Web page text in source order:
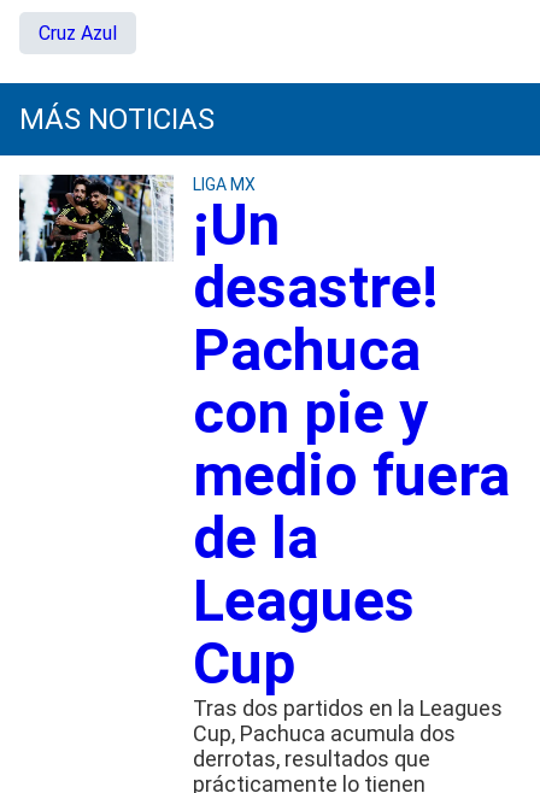
Cruz Azul
MÁS NOTICIAS
LIGA MX
¡Un
desastre!
Pachuca
con pie y
medio fuera
de la
Leagues
Cup
Tras dos partidos en la Leagues
Cup, Pachuca acumula dos
derrotas, resultados que
prácticamente lo tienen